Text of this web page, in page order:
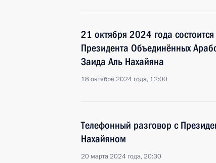
21 октября 2024 года
Президента Объединённых
Заида Аль Нахайяна
18 октября 2024 года, 12:00
Телефонный разговор с
Нахайяном
20 марта 2024 года, 20:30